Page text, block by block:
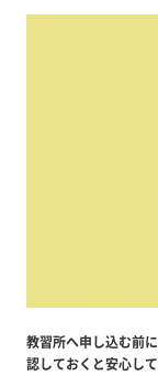
教習所へ申し込む前
認しておくと安心して